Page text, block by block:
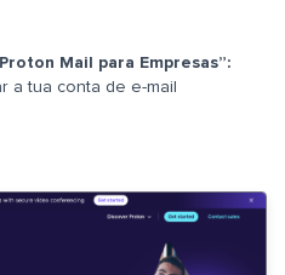
Mail para Empresas”:
a tua conta de e-mail